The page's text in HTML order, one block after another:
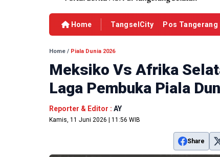
Home TangselCity Pos Tangerang
Home / Piala Dunia 2026
Meksiko Vs Afrika
Laga Pembuka Piala
Reporter & Editor : AY
Kamis, 11 Juni 2026 | 11:56 WIB
Share